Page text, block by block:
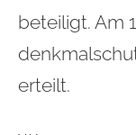
beteiligt. Am
erteilt.